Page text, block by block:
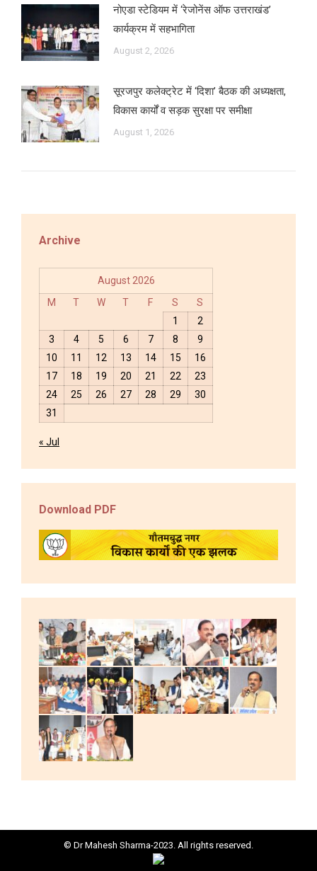
नोएडा स्टेडियम में ‘रेजोनेंस ऑफ उत्तराखंड’
कार्यक्रम में सहभागिता
August 2, 2026
सूरजपुर कलेक्ट्रेट में ‘दिशा’ बैठक की अध्यक्षता,
विकास कार्यों व सड़क सुरक्षा पर समीक्षा
August 1, 2026
Archive
August 2026
M
T W T F S
S
1
2
3
4 5 6 7 8
9
10
11 12 13 14 15
16
17
18 19 20 21 22
23
24
25 26 27 28 29
30
31
« Jul
Download PDF
© Dr Mahesh Sharma-2023. All rights reserved.